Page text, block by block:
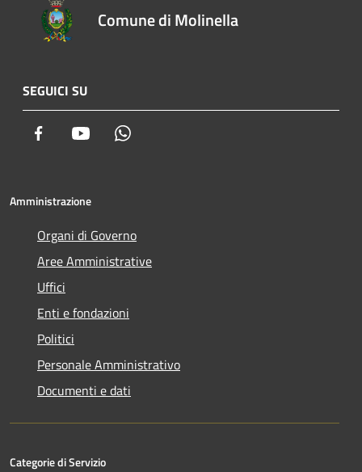
Comune di Molinella
SEGUICI SU
Facebook Youtube
Amministrazione
Organi di Governo
Aree Amministrative
Uffici
Enti e fondazioni
Politici
Personale Amministrativo
Documenti e dati
Categorie di Servizio